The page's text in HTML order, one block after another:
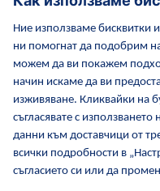
Грижа
HiPP по
Политика за
Отпечатване